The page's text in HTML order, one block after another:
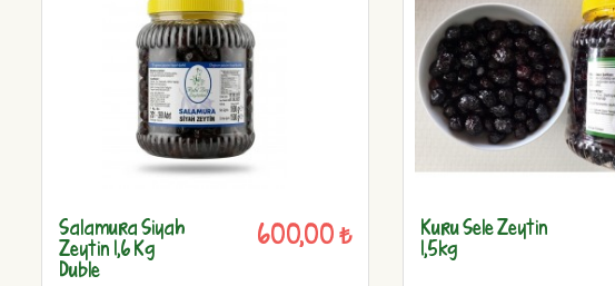
Salamura Siyah
Zeytin 1,6 Kg
Duble
600,00 ₺ Kuru Sele Zeytin
1,5kg